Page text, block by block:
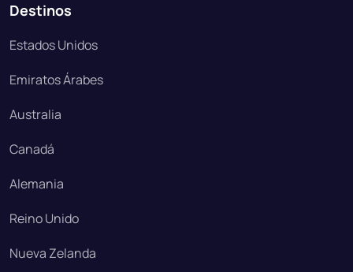
Destinos
Estados Unidos
Emiratos Árabes
Australia
Canadá
Alemania
Reino Unido
Nueva Zelanda